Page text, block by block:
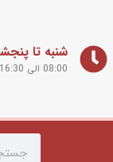
شنبه تا
08:00 الی 16:30